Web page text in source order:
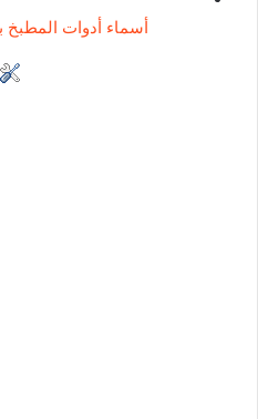
أسماء أدوات المطبخ